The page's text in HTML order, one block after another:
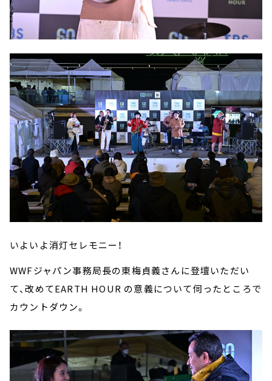
いよいよ消灯セレモニー！
WWFジャパン事務局長の東梅貞義さんに登壇いただい
て、改めてEARTH HOUR の意義について伺ったところで
カウントダウン。